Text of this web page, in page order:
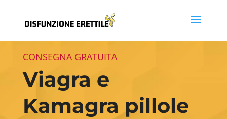
CONSEGNA GRATUITA
Viagra e
Kamagra pillole